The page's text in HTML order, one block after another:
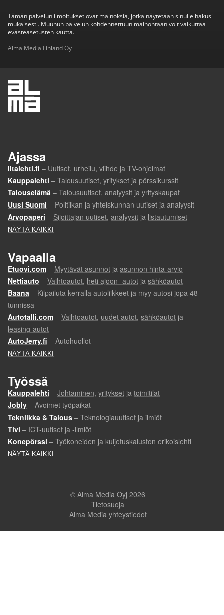
Tämän palvelun ilmoitukset ovat mainoksia, jotka näytetään sinulle hakusi
mukaisesti. Muuhun palvelun kohdennettuun mainontaan voit vaikuttaa
evästeasetusten kautta.
Alma Media Finland Oy